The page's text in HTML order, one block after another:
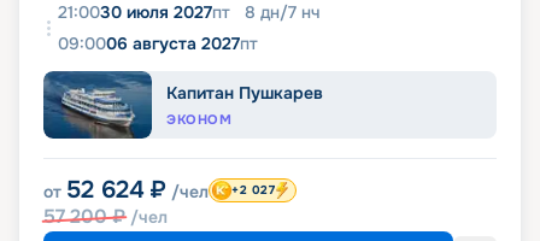
21:0030 июля 2027пт 8 дн/7 нч
09:0006 августа 2027пт
Капитан Пушкарев
ЭКОНОМ
от 52 624 ₽ /чел
57 200₽ /чел
+2 027